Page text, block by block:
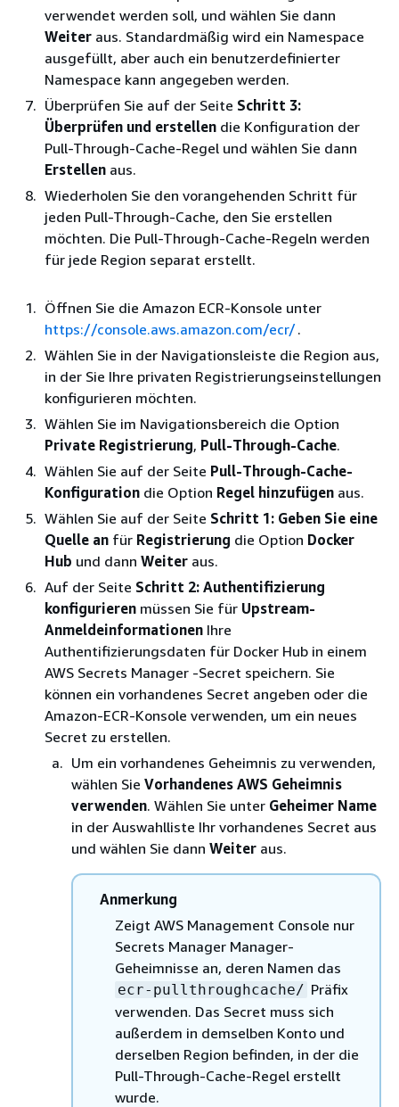
verwendet werden soll, und wählen Sie dann
Weiter aus. Standardmäßig wird ein Namespace
ausgefüllt, aber auch ein benutzerdefinierter
Namespace kann angegeben werden.
Überprüfen Sie auf der Seite Schritt 3:
Überprüfen und erstellen die Konfiguration der
Pull-Through-Cache-Regel und wählen Sie dann
Erstellen aus.
Wiederholen Sie den vorangehenden Schritt für
jeden Pull-Through-Cache, den Sie erstellen
möchten. Die Pull-Through-Cache-Regeln werden
für jede Region separat erstellt.
Öffnen Sie die Amazon ECR-Konsole unter
https://console.aws.amazon.com/ecr/.
Wählen Sie in der Navigationsleiste die Region aus,
in der Sie Ihre privaten Registrierungseinstellungen
konfigurieren möchten.
Wählen Sie im Navigationsbereich die Option
Private Registrierung, Pull-Through-Cache.
Wählen Sie auf der Seite Pull-Through-Cache-
Konfiguration die Option Regel hinzufügen aus.
Wählen Sie auf der Seite Schritt 1: Geben Sie eine
Quelle an für Registrierung die Option Docker
Hub und dann Weiter aus.
Auf der Seite Schritt 2: Authentifizierung
konfigurieren müssen Sie für Upstream-
Anmeldeinformationen Ihre
Authentifizierungsdaten für Docker Hub in einem
AWS Secrets Manager -Secret speichern. Sie
können ein vorhandenes Secret angeben oder die
Amazon-ECR-Konsole verwenden, um ein neues
Secret zu erstellen.
Um ein vorhandenes Geheimnis zu verwenden,
wählen Sie Vorhandenes AWS Geheimnis
verwenden. Wählen Sie unter Geheimer Name
in der Auswahlliste Ihr vorhandenes Secret aus
und wählen Sie dann Weiter aus.
Anmerkung
Zeigt AWS Management Console nur
Secrets Manager Manager-
Geheimnisse an, deren Namen das
ecr-pullthroughcache/ Präfix
verwenden. Das Secret muss sich
außerdem in demselben Konto und
derselben Region befinden, in der die
Pull-Through-Cache-Regel erstellt
wurde.